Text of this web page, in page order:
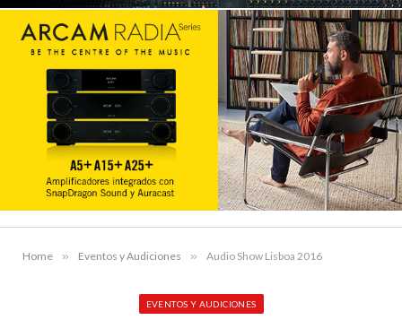
Home » Eventos y Audiciones » Audio Show Lisboa 2016
EVENTOS Y AUDICIONES